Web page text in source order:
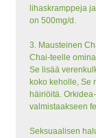
lihaskramppeja
on 500mg/d.
3. Mausteinen
Chai-teelle
Se lisää
koko keholle, Se
häiriöitä.
valmistaakseen
Seksuaalisen